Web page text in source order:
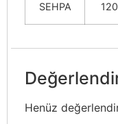
SEHPA
Henüz